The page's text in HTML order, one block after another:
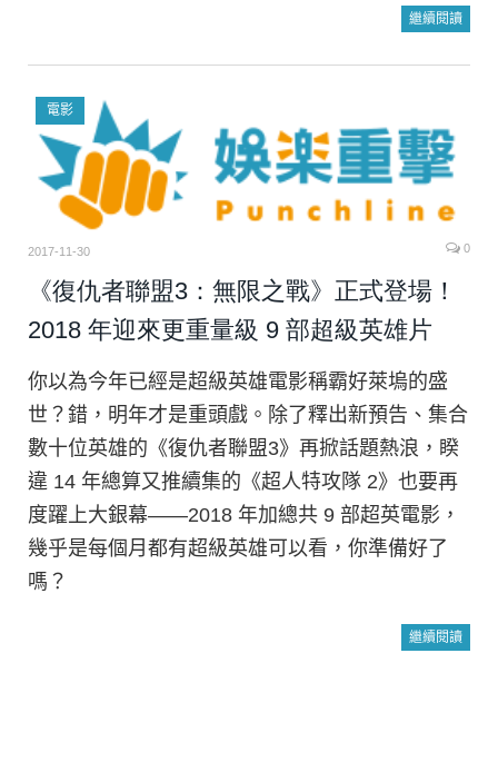
繼續閱讀
電影
2017-11-30 0
《復仇者聯盟3：無限之戰》正式登場！
2018 年迎來更重量級 9 部超級英雄片
你以為今年已經是超級英雄電影稱霸好萊塢的盛
世？錯，明年才是重頭戲。除了釋出新預告、集合
數十位英雄的《復仇者聯盟3》再掀話題熱浪，睽
違 14 年總算又推續集的《超人特攻隊 2》也要再
度躍上大銀幕——2018 年加總共 9 部超英電影，
幾乎是每個月都有超級英雄可以看，你準備好了
嗎？
繼續閱讀